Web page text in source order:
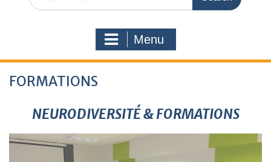
for:
Menu
FORMATIONS
NEURODIVERSITÉ & FORMATIONS